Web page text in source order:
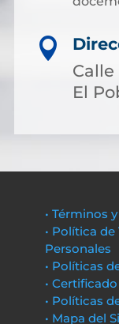

Calle
El
• Términos
• Política
Personales
• Políticas
•
• Políticas
• Mapa del